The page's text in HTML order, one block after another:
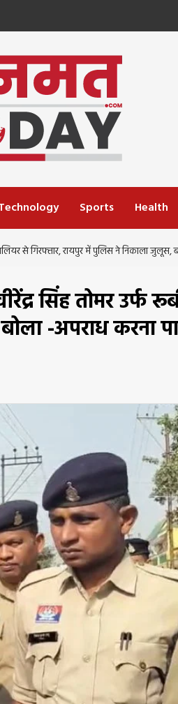
Sports Health
से गिरफ्तार, रायपुर में पुलिस ने निकाला जुलूस,
सिंह तोमर उर्फ
-अपराध करना